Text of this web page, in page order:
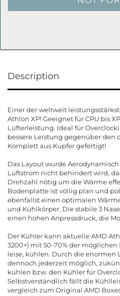
Description
Einer der weltweit
Athlon XP! Geeignet für CPU bis
Lüfterleistung. Ideal für
bessere Leistung gegenüber den
Komplett aus Kupfer gefertigt!
Das Layout wurde
Luftstrom nicht behindert wird,
Drehzahl nötig um die Wärme
Bodenplatte ist völlig plan und
ebenfallst einen optimalen
und Kühlkörper. Die stabile 3
einen hohen Anpressdruck, die
Der Kühler kann aktuelle AMD
3200+) mit 50-70% der
leise, kühlen. Durch die enormen
dennoch jederzeit möglich,
kühlen bzw. den Kühler für
Selbstverständlich fällt die
vergleich zum Original AMD